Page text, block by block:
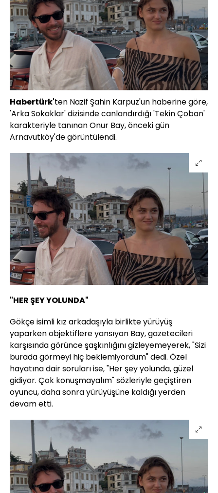
Habertürk'ten Nazif Şahin Karpuz'un haberine göre,
'Arka Sokaklar' dizisinde canlandırdığı 'Tekin Çoban'
karakteriyle tanınan Onur Bay, önceki gün
Arnavutköy'de görüntülendi.
"HER ŞEY YOLUNDA"
Gökçe isimli kız arkadaşıyla birlikte yürüyüş
yaparken objektiflere yansıyan Bay, gazetecileri
karşısında görünce şaşkınlığını gizleyemeyerek, "Sizi
burada görmeyi hiç beklemiyordum" dedi. Özel
hayatına dair soruları ise, "Her şey yolunda, güzel
gidiyor. Çok konuşmayalım" sözleriyle geçiştiren
oyuncu, daha sonra yürüyüşüne kaldığı yerden
devam etti.